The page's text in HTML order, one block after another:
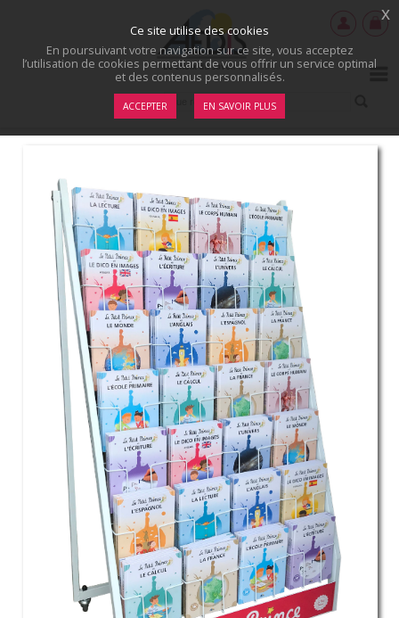
Ce site utilise des cookies
En poursuivant votre navigation sur ce site, vous acceptez
l’utilisation de cookies permettant de vous offrir un service optimal
et des contenus personnalisés.
ACCEPTER EN SAVOIR PLUS
x